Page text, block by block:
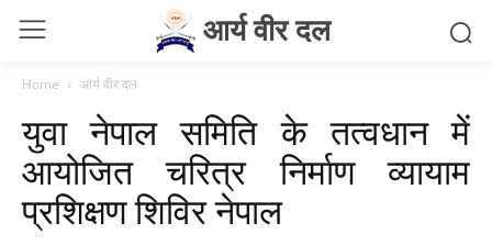
आर्य वीर दल
Home आर्य वीर दल
युवा नेपाल समिति के तत्वधान में
आयोजित चरित्र निर्माण व्यायाम
प्रशिक्षण शिविर नेपाल